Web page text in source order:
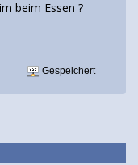
beim Essen ?
Gespeichert